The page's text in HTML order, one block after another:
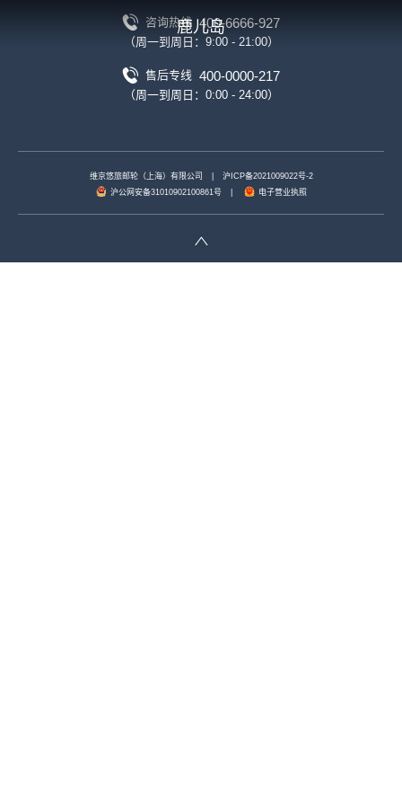
鹿儿岛
咨询热线 400-6666-927
（周一到周日：9:00 - 21:00）
售后专线 400-0000-217
（周一到周日：0:00 - 24:00）
维京悠旅邮轮（上海）有限公司
沪ICP备2021009022号-2
沪公网安备31010902100861号
电子营业执照